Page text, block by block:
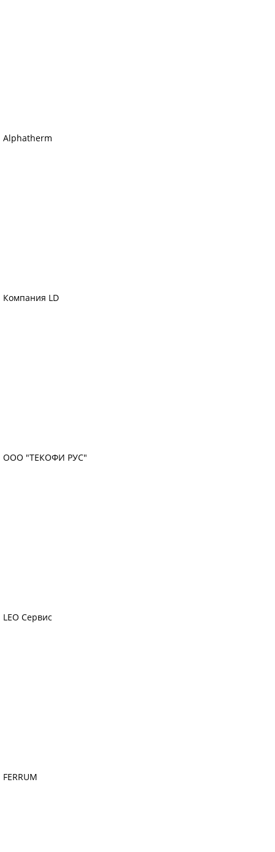
Alphatherm
Компания LD
ООО "ТЕКОФИ РУС"
LEO Сервис
FERRUM